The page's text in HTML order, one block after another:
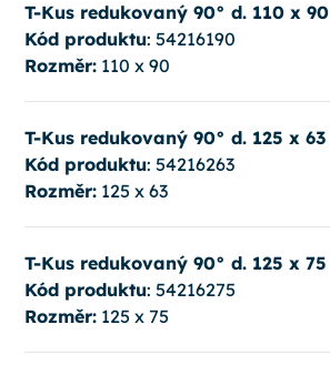
T-Kus redukovaný 90° d. 110 x 90
Kód produktu: 54216190
Rozměr:110 x 90
T-Kus redukovaný 90° d. 125 x 63
Kód produktu: 54216263
Rozměr:125 x 63
T-Kus redukovaný 90° d. 125 x 75
Kód produktu: 54216275
Rozměr:125 x 75